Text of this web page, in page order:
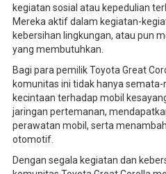
kegiatan sosial atau kepedulian
Mereka aktif dalam kegiatan-
kebersihan lingkungan, atau pun
yang membutuhkan.
Bagi para pemilik Toyota Great
komunitas ini tidak hanya
kecintaan terhadap mobil
jaringan pertemanan,
perawatan mobil, serta
otomotif.
Dengan segala kegiatan dan